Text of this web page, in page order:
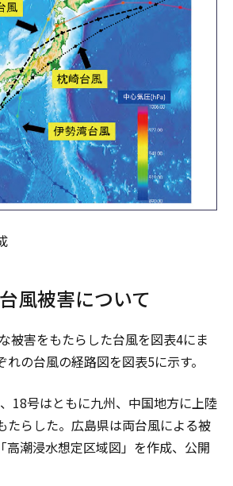
風被害について
被害をもたらした台風を図表4にま
れの台風の経路図を図表5に示す。
18号はともに九州、中国地方に上陸
たらした。広島県は両台風による被
高潮浸水想定区域図」を作成、公開